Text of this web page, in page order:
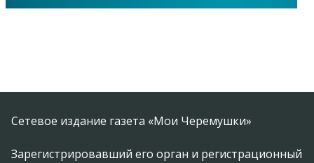
Сетевое издание газета «Мои Черемушки»
Зарегистрировавший его орган и регистрационный